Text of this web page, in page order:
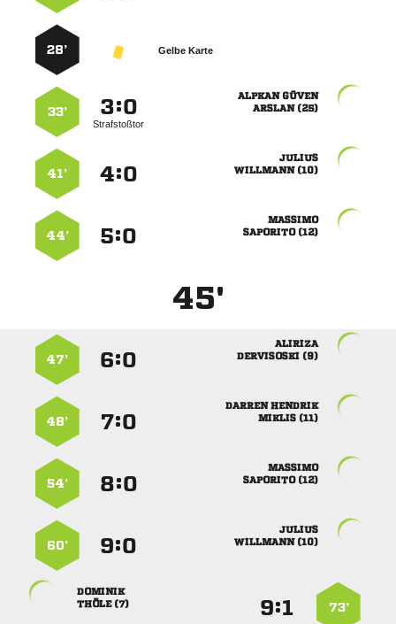
Gelbe Karte
28’
 
 
:
Strafstoßtor
33’

 
:
41’

 
:
44’
45'

 
:
47’
 
 
:
48’

 
:
54’

 
:
60’
73’
:

 